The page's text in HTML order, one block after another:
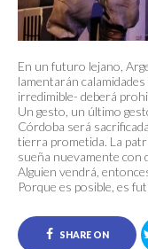
En un futuro lejano,
lamentarán
irredimible- deberá
Un gesto, un último
Córdoba será
tierra prometida. La
sueña nuevamente
Alguien vendrá,
Porque es posible, es
SHARE ON